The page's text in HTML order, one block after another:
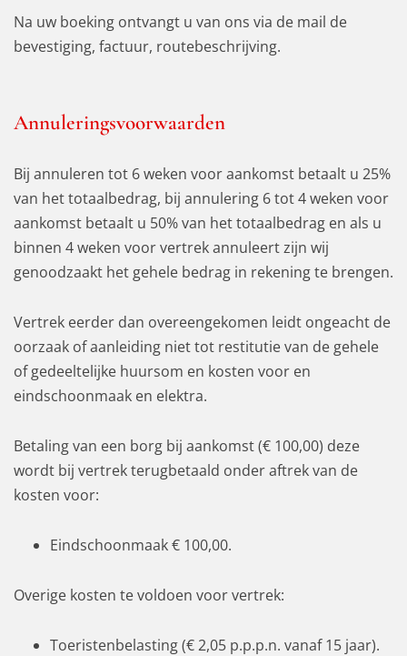
Na uw boeking ontvangt u van ons via de mail de
bevestiging, factuur, routebeschrijving.
Annuleringsvoorwaarden
Bij annuleren tot 6 weken voor aankomst betaalt u 25%
van het totaalbedrag, bij annulering 6 tot 4 weken voor
aankomst betaalt u 50% van het totaalbedrag en als u
binnen 4 weken voor vertrek annuleert zijn wij
genoodzaakt het gehele bedrag in rekening te brengen.
Vertrek eerder dan overeengekomen leidt ongeacht de
oorzaak of aanleiding niet tot restitutie van de gehele
of gedeeltelijke huursom en kosten voor en
eindschoonmaak en elektra.
Betaling van een borg bij aankomst (€ 100,00) deze
wordt bij vertrek terugbetaald onder aftrek van de
kosten voor:
Eindschoonmaak € 100,00.
Overige kosten te voldoen voor vertrek:
Toeristenbelasting (€ 2,05 p.p.p.n. vanaf 15 jaar).